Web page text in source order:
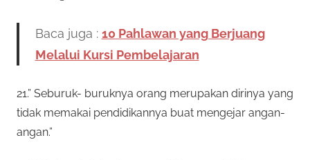
Baca juga : 10 Pahlawan yang Berjuang
Melalui Kursi Pembelajaran
21.” Seburuk- buruknya orang merupakan dirinya yang
tidak memakai pendidikannya buat mengejar angan-
angan.”